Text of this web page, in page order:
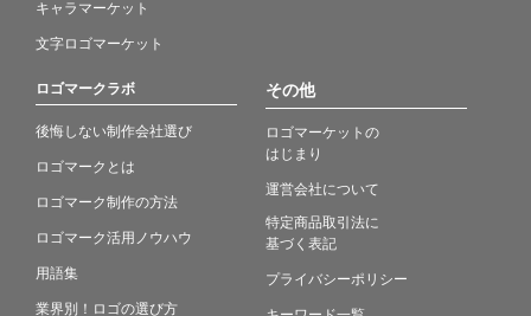
キャラマーケット
文字ロゴマーケット
ロゴマークラボ
後悔しない制作会社選び
ロゴマークとは
ロゴマーク制作の方法
ロゴマーク活用ノウハウ
用語集
業界別！ロゴの選び方
その他
ロゴマーケットの
はじまり
運営会社について
特定商品取引法に
基づく表記
プライバシーポリシー